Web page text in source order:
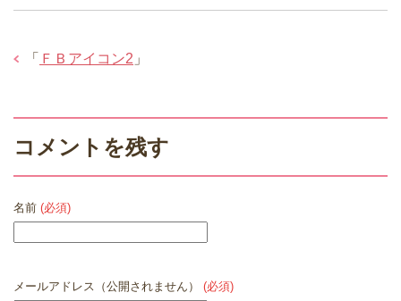
「 ＦＢアイコン2 」
コメントを残す
名前 (必須)
メールアドレス（公開されません） (必須)